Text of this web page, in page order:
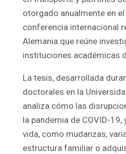
otorgado anualmente en
conferencia internacional
Alemania que reúne
instituciones académicas
La tesis, desarrollada
doctorales en la
analiza cómo las
la pandemia de COVID-
vida, como mudanzas,
estructura familiar o